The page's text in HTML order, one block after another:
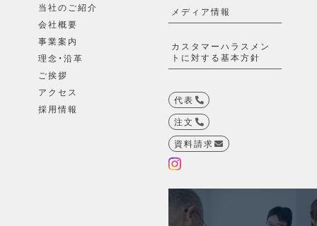
当社のご紹介
会社概要
事業案内
理念・沿革
ご挨拶
アクセス
採用情報
メディア情報
カスタマーハラスメン
トに対する基本方針
代表
注文
資料請求